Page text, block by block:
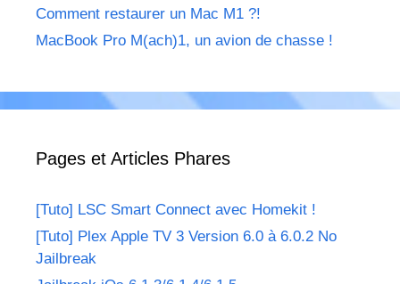
Comment restaurer un Mac M1 ?!
MacBook Pro M(ach)1, un avion de chasse !
Pages et Articles Phares
[Tuto] LSC Smart Connect avec Homekit !
[Tuto] Plex Apple TV 3 Version 6.0 à 6.0.2 No
Jailbreak